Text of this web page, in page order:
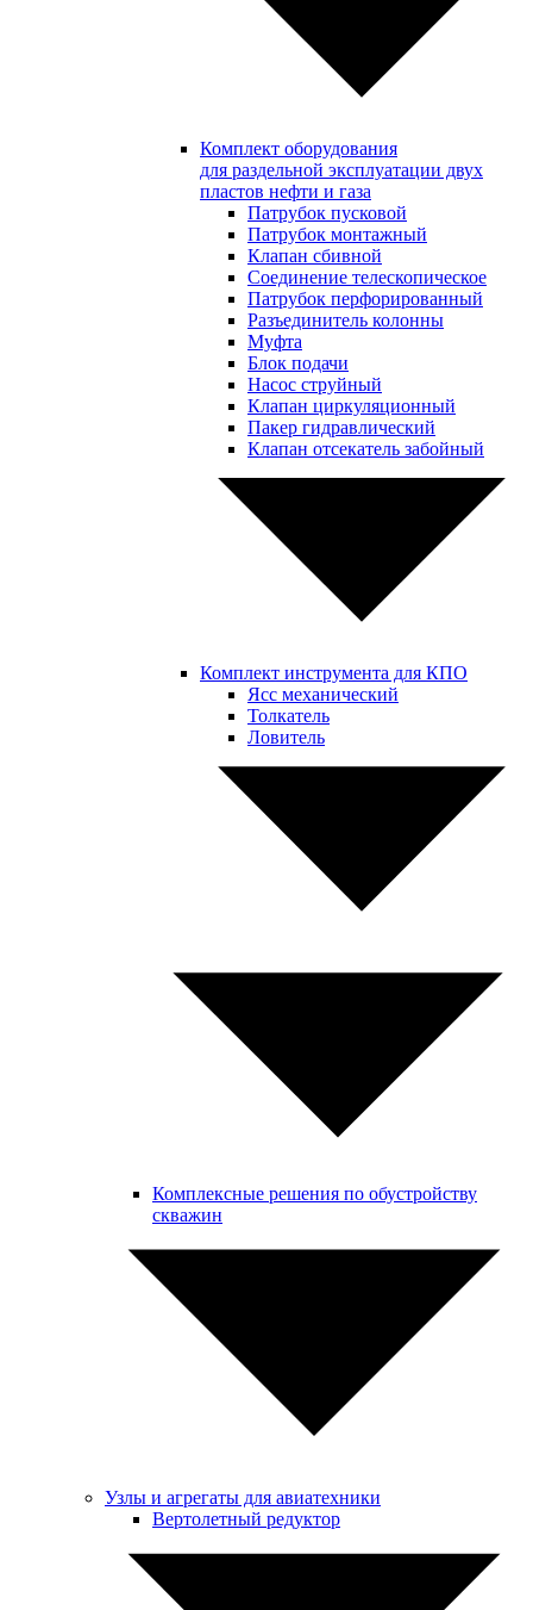
Комплект оборудования
для раздельной эксплуатации двух
пластов нефти и газа
Патрубок пусковой
Патрубок монтажный
Клапан сбивной
Соединение телескопическое
Патрубок перфорированный
Разъединитель колонны
Муфта
Блок подачи
Насос струйный
Клапан циркуляционный
Пакер гидравлический
Клапан отсекатель забойный
Комплект инструмента для КПО
Ясс механический
Толкатель
Ловитель
Комплексные решения по обустройству
скважин
Узлы и агрегаты для авиатехники
Вертолетный редуктор